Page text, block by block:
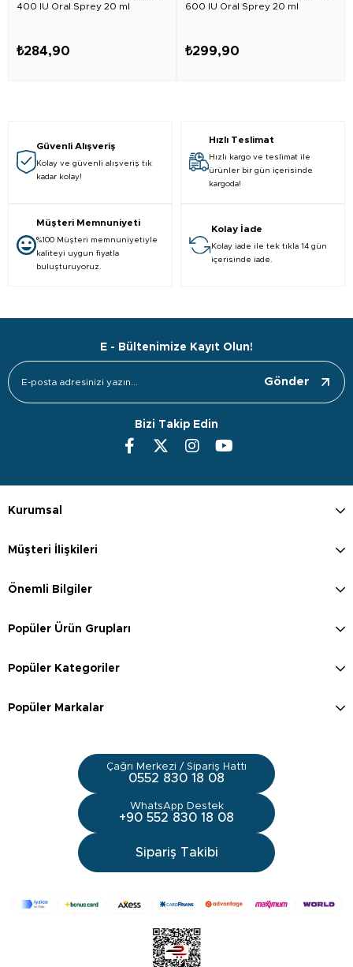
400 IU Oral Sprey 20 ml
₺284,90
600 IU Oral Sprey 20 ml
₺299,90
Güvenli Alışveriş
Kolay ve güvenli alışveriş tık
kadar kolay!
Hızlı Teslimat
Hızlı kargo ve teslimat ile
ürünler bir gün içerisinde
kargoda!
Müşteri Memnuniyeti
%100 Müşteri memnuniyetiyle
kaliteyi uygun fiyatla
buluşturuyoruz.
Kolay İade
Kolay iade ile tek tıkla 14 gün
içerisinde iade.
E - Bültenimize Kayıt Olun!
Gönder
Bizi Takip Edin
Kurumsal
Müşteri İlişkileri
Önemli Bilgiler
Popüler Ürün Grupları
Popüler Kategoriler
Popüler Markalar
Çağrı Merkezi / Sipariş Hattı
0552 830 18 08
WhatsApp Destek
+90 552 830 18 08
Sipariş Takibi